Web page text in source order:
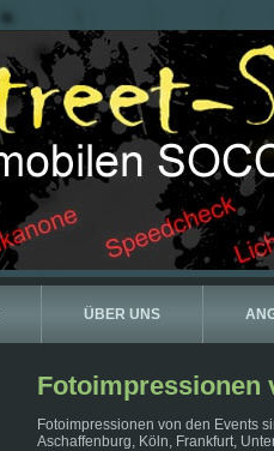
ÜBER UNS
Fotoimpressionen
Fotoimpressionen von den Events
Aschaffenburg, Köln, Frankfurt,